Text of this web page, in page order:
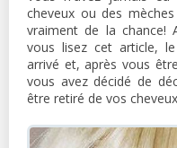
cheveux ou des
vraiment de la chance!
vous lisez cet article,
arrivé et, après vous
vous avez décidé de
être retiré de vos